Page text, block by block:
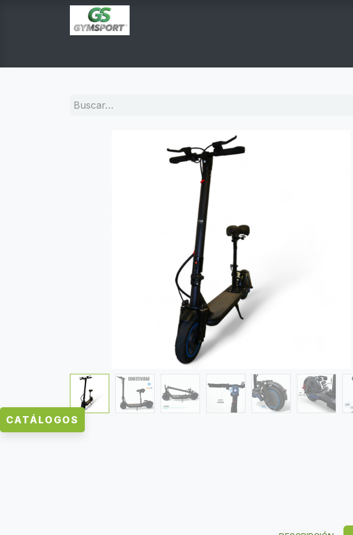
CATÁLOGOS